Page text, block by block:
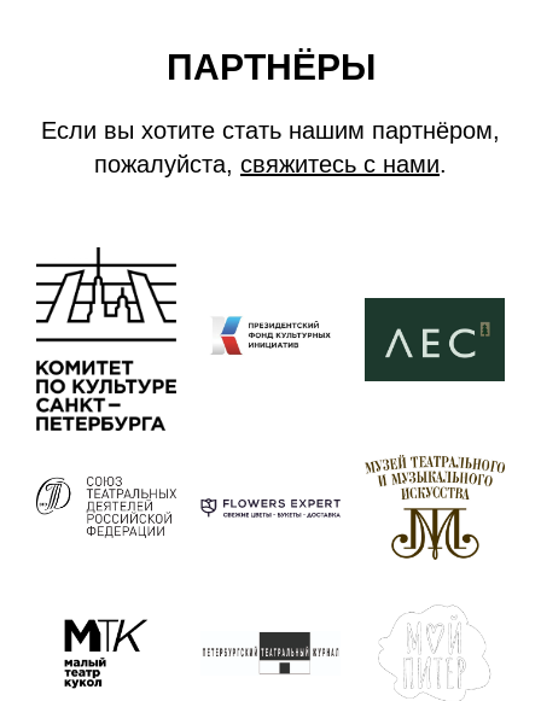
ПАРТНЁРЫ
Если вы хотите стать нашим партнёром,
пожалуйста, свяжитесь с нами.